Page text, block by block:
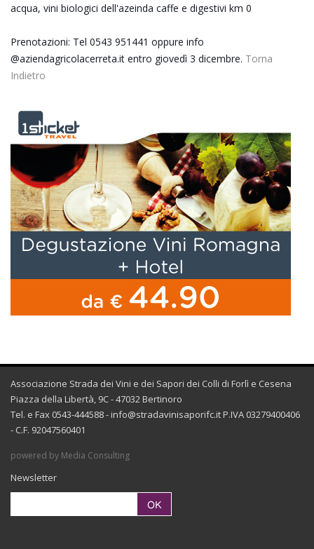
acqua, vini biologici dell'azeinda caffe e digestivi km 0
Prenotazioni: Tel 0543 951441 oppure info
@aziendagricolacerreta.it entro giovedì 3 dicembre. Torna
Indietro
Associazione Strada dei Vini e dei Sapori dei Colli di Forlì e Cesena
Piazza della Libertà, 9C - 47032 Bertinoro
Tel. e Fax 0543-444588 - info@stradavinisaporifc.it P.IVA 03279400406
- C.F. 92047560401
powered by Media Consulting
Newsletter